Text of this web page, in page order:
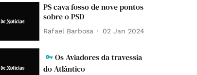
PS cava fosso de nove pontos
sobre o PSD
Rafael Barbosa 02 Jan 2024
Os Aviadores da travessia
do Atlântico